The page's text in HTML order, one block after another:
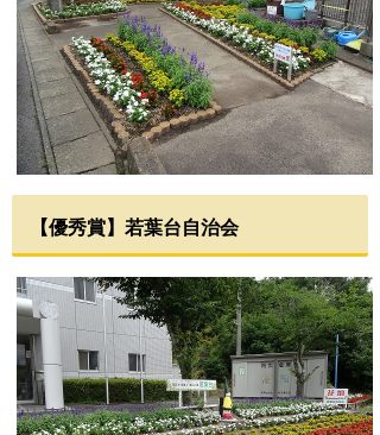
【優秀賞】若葉台自治会